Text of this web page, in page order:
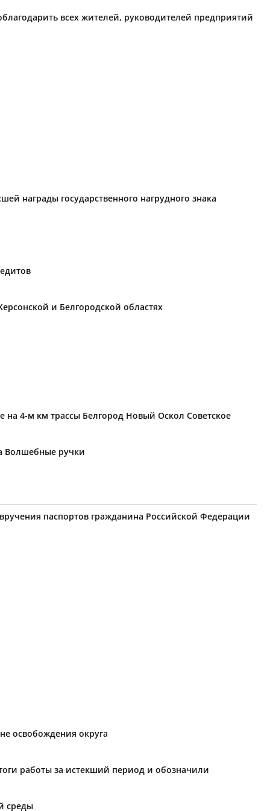
всех жителей, руководителей предприятий
награды государственного нагрудного знака
и Белгородской областях
на 4-м км трассы Белгород Новый Оскол Советское
Волшебные ручки
паспортов гражданина Российской Федерации
освобождения округа
работы за истекший период и обозначили
среды